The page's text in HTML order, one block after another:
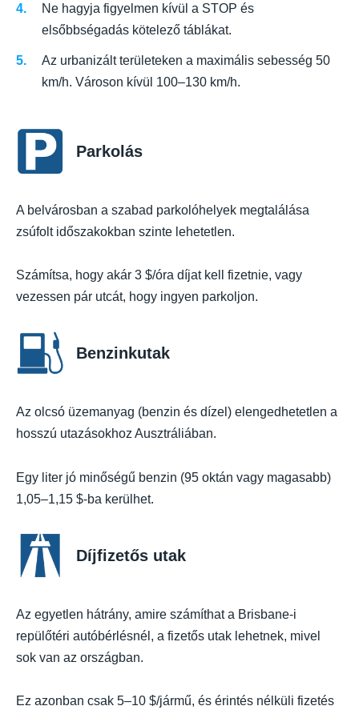
Ne hagyja figyelmen kívül a STOP és
elsőbbségadás kötelező táblákat.
Az urbanizált területeken a maximális sebesség 50
km/h. Városon kívül 100–130 km/h.
Parkolás
A belvárosban a szabad parkolóhelyek megtalálása
zsúfolt időszakokban szinte lehetetlen.
Számítsa, hogy akár 3 $/óra díjat kell fizetnie, vagy
vezessen pár utcát, hogy ingyen parkoljon.
Benzinkutak
Az olcsó üzemanyag (benzin és dízel) elengedhetetlen a
hosszú utazásokhoz Ausztráliában.
Egy liter jó minőségű benzin (95 oktán vagy magasabb)
1,05–1,15 $-ba kerülhet.
Díjfizetős utak
Az egyetlen hátrány, amire számíthat a Brisbane-i
repülőtéri autóbérlésnél, a fizetős utak lehetnek, mivel
sok van az országban.
Ez azonban csak 5–10 $/jármű, és érintés nélküli fizetés